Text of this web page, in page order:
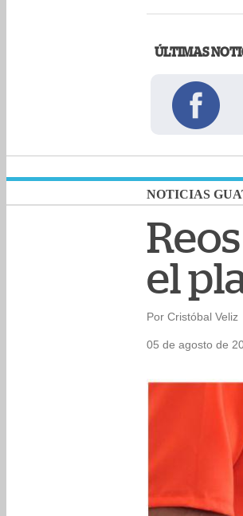
ÚLTIMAS
NOTICIAS
el
Por Cristóbal Veliz
05 de agosto de